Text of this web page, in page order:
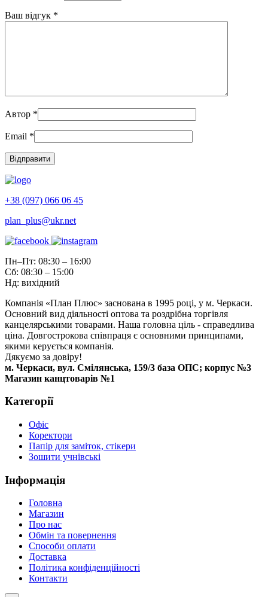
Ваш відгук *
Автор *
Email *
+38 (097) 066 06 45
plan_plus@ukr.net
Пн–Пт: 08:30 – 16:00
Сб: 08:30 – 15:00
Нд: вихідний
Компанія «План Плюс» заснована в 1995 році, у м. Черкаси.
Основний вид діяльності оптова та роздрібна торгівля
канцелярськими товарами. Наша головна ціль - справедлива
ціна. Довгострокова співпраця є основними принципами,
якими керується компанія.
Дякуємо за довіру!
м. Черкаси, вул. Смілянська, 159/3 база ОПС; корпус №3
Магазин канцтоварів №1
Категорії
Офіс
Коректори
Папір для заміток, стікери
Зошити учнівські
Інформація
Головна
Магазин
Про нас
Обмін та повернення
Способи оплати
Доставка
Політика конфіденційності
Контакти